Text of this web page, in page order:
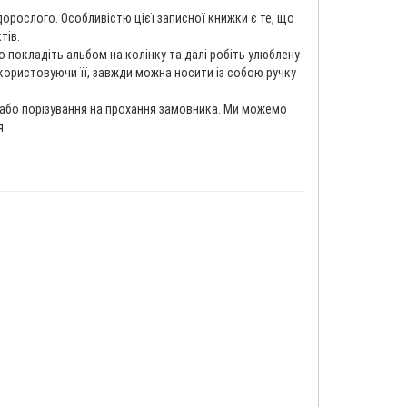
Особливістю цієї записної книжки є те, що
альбом на колінку та далі робіть улюблену
її, завжди можна носити із собою ручку
порізування на прохання замовника. Ми можемо